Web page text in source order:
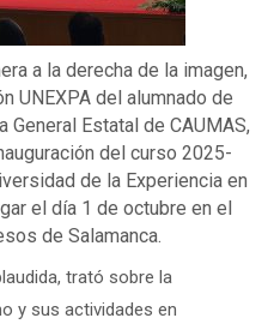
a la derecha de la imagen,
UNEXPA del alumnado de
General Estatal de CAUMAS,
del curso 2025-
de la Experiencia en
el día 1 de octubre en el
de Salamanca.
trató sobre la
y sus actividades en